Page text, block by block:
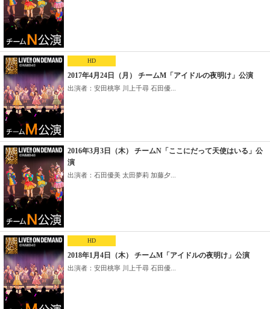
HD
2017年4月24日（月） チームM「アイドルの夜明け」公演
出演者：安田桃寧 川上千尋 石田優...
2016年3月3日（木） チームN「ここにだって天使はいる」公
演
出演者：石田優美 太田夢莉 加藤夕...
HD
2018年1月4日（木） チームM「アイドルの夜明け」公演
出演者：安田桃寧 川上千尋 石田優...